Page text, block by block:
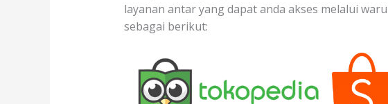
layanan antar yang dapat anda akses melalui
sebagai berikut: